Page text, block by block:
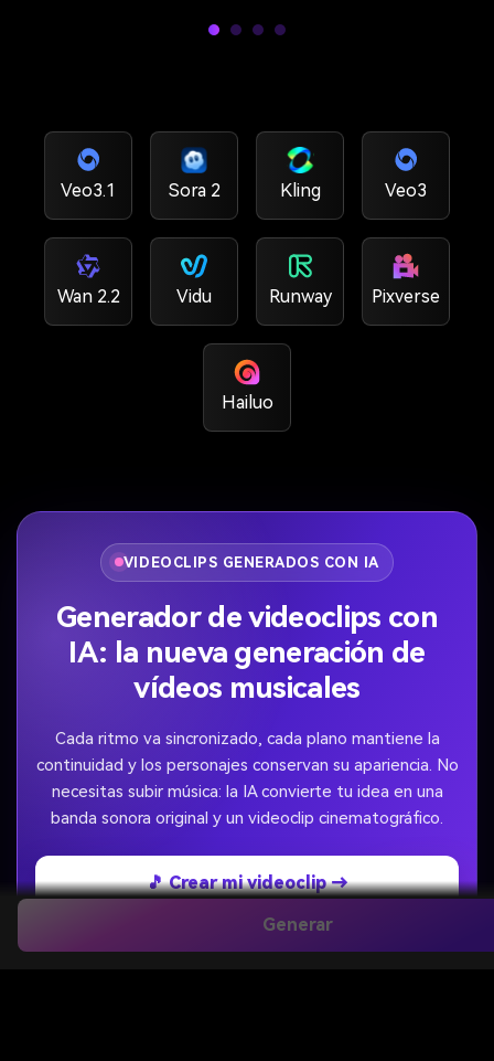
Generar
Veo3.1 Sora 2 Kling Veo3
Wan 2.2 Vidu Runway Pixverse
Hailuo
VIDEOCLIPS GENERADOS CON IA
Generador de videoclips con
IA: la nueva generación de
vídeos musicales
Cada ritmo va sincronizado, cada plano mantiene la
continuidad y los personajes conservan su apariencia. No
necesitas subir música: la IA convierte tu idea en una
banda sonora original y un videoclip cinematográfico.
🎵 Crear mi videoclip →